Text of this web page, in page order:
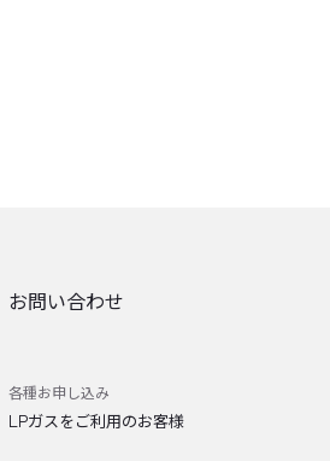
お問い合わせ
各種お申し込み
LPガスをご利用のお客様